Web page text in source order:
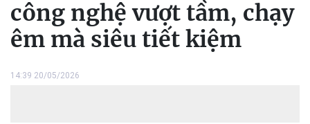
công nghệ vượt tầm, chạy
êm mà siêu tiết kiệm
14:39 20/05/2026